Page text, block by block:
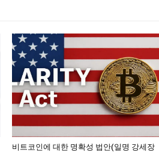
비트코인에 대한 명확성 법안(일명 강세장